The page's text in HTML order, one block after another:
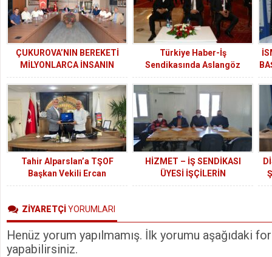
ÇUKUROVA’NIN BEREKETİ
MİLYONLARCA İNSANIN
SOFRASINA KATKI SAĞLIYOR
Türkiye Haber-İş
Sendikasında Aslangöz
güven tazeledi
Tahir Alparslan’a TŞOF
Başkan Vekili Ercan
Soydaş’tan Ziyaret
HİZMET – İŞ SENDİKASI
ÜYESİ İŞÇİLERİN
ÜCRETLERİNE %15, SOSYAL
ZİYARETÇİYORUMLARI
Henüz yorum yapılmamış. İlk yorumu aşağıdaki
yapabilirsiniz.